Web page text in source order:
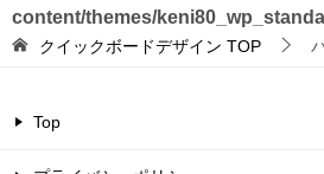
content/themes/
クイックボードデザイン TOP
Top